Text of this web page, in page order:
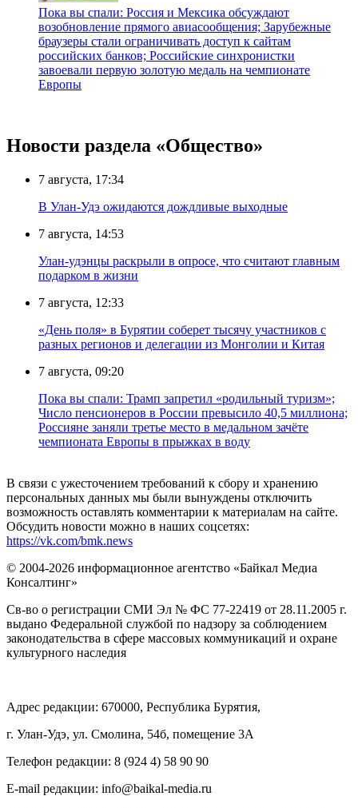
Пока вы спали: Россия и Мексика обсуждают
возобновление прямого авиасообщения; Зарубежные
браузеры стали ограничивать доступ к сайтам
российских банков; Российские синхронистки
завоевали первую золотую медаль на чемпионате
Европы
Новости раздела «Общество»
7 августа, 17:34
В Улан-Удэ ожидаются дождливые выходные
7 августа, 14:53
Улан-удэнцы раскрыли в опросе, что считают главным
подарком в жизни
7 августа, 12:33
«День поля» в Бурятии соберет тысячу участников с
разных регионов и делегации из Монголии и Китая
7 августа, 09:20
Пока вы спали: Трамп запретил «родильный туризм»;
Число пенсионеров в России превысило 40,5 миллиона;
Россияне заняли третье место в медальном зачёте
чемпионата Европы в прыжках в воду
В связи с ужесточением требований к сбору и хранению
персональных данных мы были вынуждены отключить
возможность оставлять комментарии к материалам на сайте.
Обсудить новости можно в наших соцсетях:
https://vk.com/bmk.news
© 2004-2026 информационное агентство «Байкал Медиа
Консалтинг»
Св-во о регистрации СМИ Эл № ФС 77-22419 от 28.11.2005 г.
выдано Федеральной службой по надзору за соблюдением
законодательства в сфере массовых коммуникаций и охране
культурного наследия
Адрес редакции: 670000, Республика Бурятия,
г. Улан-Удэ, ул. Смолина, 54б, помещение 3А
Телефон редакции: ‎‎8 (924 4) 58 90 90
E-mail редакции: info@baikal-media.ru